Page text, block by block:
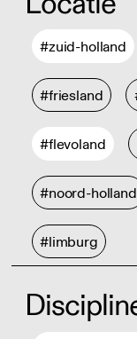
#zuid-holland
#friesland
#flevoland
#noord-holland
#limburg